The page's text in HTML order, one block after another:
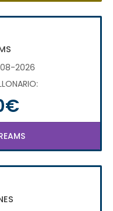
2026